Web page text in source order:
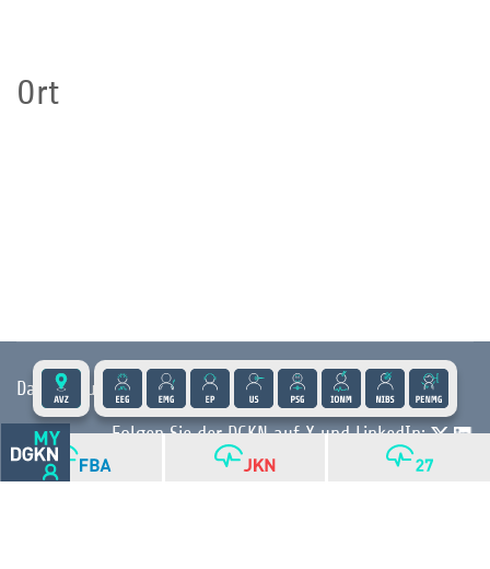
Ort
Datenschutz |Impressum| Kontakt | Presse
Folgen Sie der DGKN auf X und LinkedIn:
© 2026 DGKN | Privacy by Design